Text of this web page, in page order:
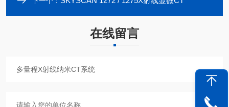
在线留言